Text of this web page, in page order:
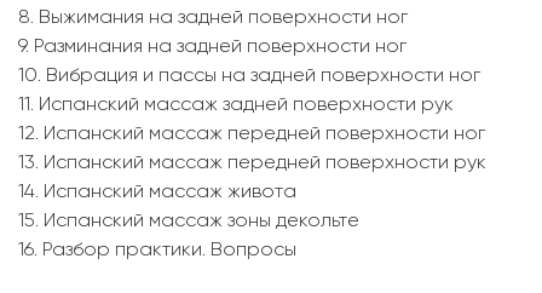
8. Выжимания на задней поверхности ног
9. Разминания на задней поверхности ног
10. Вибрация и пассы на задней поверхности ног
11. Испанский массаж задней поверхности рук
12. Испанский массаж передней поверхности ног
13. Испанский массаж передней поверхности рук
14. Испанский массаж живота
15. Испанский массаж зоны декольте
16. Разбор практики. Вопросы